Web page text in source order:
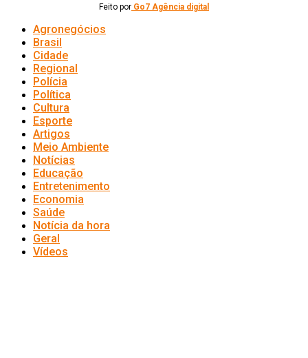
Feito por Go7 Agência digital
Agronegócios
Brasil
Cidade
Regional
Polícia
Política
Cultura
Esporte
Artigos
Meio Ambiente
Notícias
Educação
Entretenimento
Economia
Saúde
Notícia da hora
Geral
Vídeos